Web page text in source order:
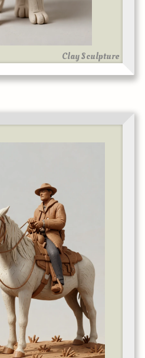
Clay Sculpture